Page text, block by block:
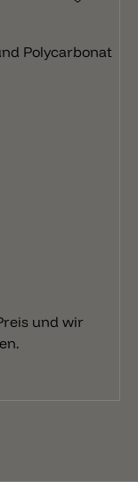
Polycarbonat
und wir